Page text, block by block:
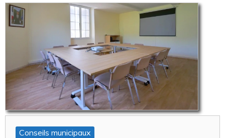
Conseils municipaux